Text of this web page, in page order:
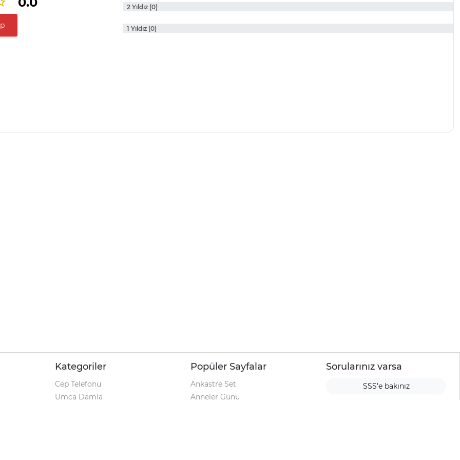
2 Yıldız (0)
1 Yıldız (0)
Kategoriler
Cep Telefonu
Umca Damla
Popüler Sayfalar
Ankastre Set
Anneler Günü
Sorularınız varsa
SSS'e bakınız